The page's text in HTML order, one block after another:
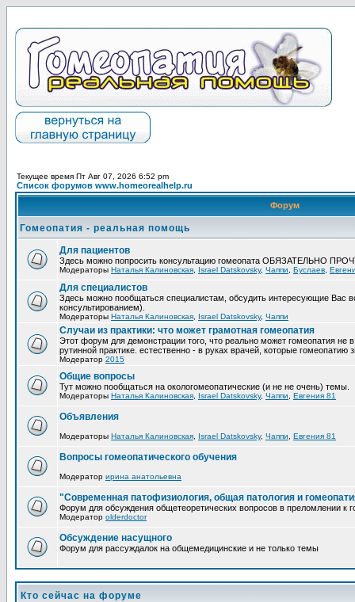
Текущее время Пт Авг 07, 2026 6:52 pm
Список форумов www.homeorealhelp.ru
Форум
Гомеопатия - реальная помощь
Для пациентов
Здесь можно попросить консультацию гомеопата ОБЯЗАТЕЛЬНО
Модераторы Наталья Калиновская Israel Datskovsky, Чаппи Буслаев
Для специалистов
Здесь можно пообщаться специалистам, обсудить интересующие Вас
консультированием).
Модераторы Наталья Калиновская Israel Datskovsky, Чаппи
Случаи из практики: что может грамотная гомеопатия
Этот форум для демонстрации того, что реально может гомеопатия не
рутинной практике. естественно - в руках врачей, которые гомеопатию
Модератор 2015
Общие вопросы
Тут можно пообщаться на окологомеопатические (и не не очень) темы.
Модераторы Наталья Калиновская Israel Datskovsky, Чаппи Евгения 81
Объявления
Модераторы Наталья Калиновская Israel Datskovsky, Чаппи Евгения 81
Вопросы гомеопатического обучения
Модератор ирина анатольевна
"Современная патофизиология, общая патология и
Форум для обсуждения общетеоретических вопросов в преломлении к
Модератор olderdoctor
Обсуждение насущного
Форум для рассуждалок на общемедицинские и не только темы
Кто сейчас на форуме